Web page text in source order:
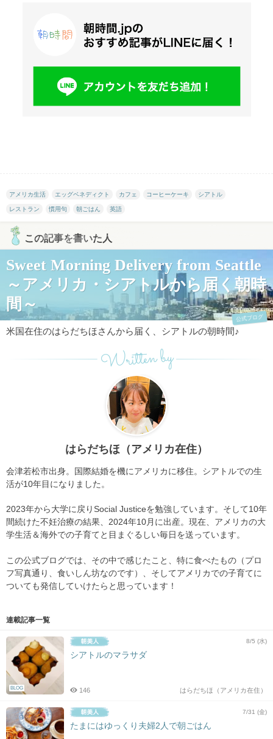
アメリカ生活 エッグベネディクト カフェ コーヒーケーキ シアトル
レストラン 慣用句 朝ごはん 英語
この記事を書いた人
Sweet Morning Delivery from Seattle
～アメリカ・シアトルから届く朝時
間～
公式ブログ
米国在住のはらだちほさんから届く、シアトルの朝時間♪
Written by
はらだちほ（アメリカ在住）
会津若松市出身。国際結婚を機にアメリカに移住。シアトルでの生
活が10年目になりました。
2023年から大学に戻りSocial Justiceを勉強しています。そして10年
間続けた不妊治療の結果、2024年10月に出産。現在、アメリカの大
学生活＆海外での子育てと目まぐるしい毎日を送っています。
この公式ブログでは、その中で感じたこと、特に食べたもの（プロ
フ写真通り、食いしん坊なのです）、そしてアメリカでの子育てに
ついても発信していけたらと思っています！
連載記事一覧
BLOG
8/5 (水)
シアトルのマラサダ
はらだちほ（アメリカ在住）
146
7/31 (金)
たまにはゆっくり夫婦2人で朝ごはん